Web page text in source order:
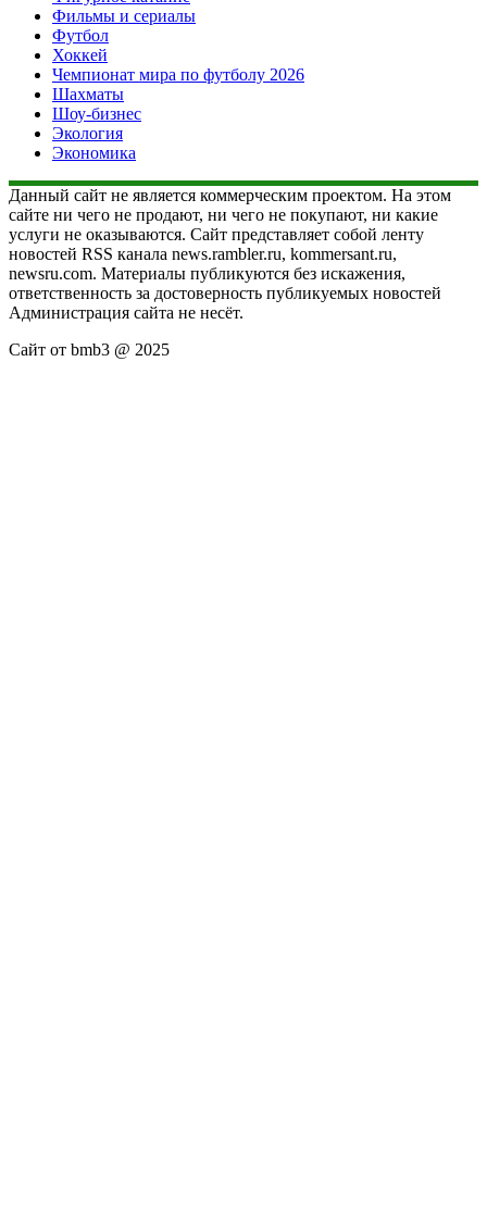
Фильмы и сериалы
Футбол
Хоккей
Чемпионат мира по футболу 2026
Шахматы
Шоу-бизнес
Экология
Экономика
Данный сайт не является коммерческим проектом. На этом
сайте ни чего не продают, ни чего не покупают, ни какие
услуги не оказываются. Сайт представляет собой ленту
новостей RSS канала news.rambler.ru, kommersant.ru,
newsru.com. Материалы публикуются без искажения,
ответственность за достоверность публикуемых новостей
Администрация сайта не несёт.
Сайт от bmb3 @ 2025